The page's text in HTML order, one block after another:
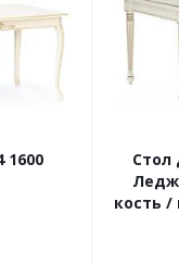
Стол Сэм-4 1600
Стол
кость /